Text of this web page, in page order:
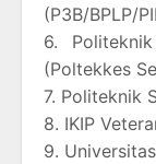
(P3B/BPLP/
6.
(Poltekkes
7. Politeknik
8. IKIP
9.